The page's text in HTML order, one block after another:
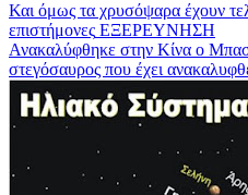
Και όμως τα χρυσόψαρα έχουν
επιστήμονες ΕΞΕΡΕΥΝΗΣΗ
Ανακαλύφθηκε στην Κίνα ο
στεγόσαυρος που έχει